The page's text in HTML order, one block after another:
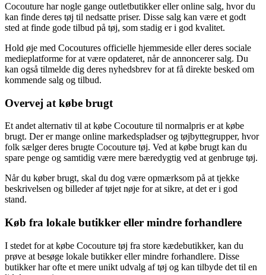
Cocouture har nogle gange outletbutikker eller online salg, hvor du
kan finde deres tøj til nedsatte priser. Disse salg kan være et godt
sted at finde gode tilbud på tøj, som stadig er i god kvalitet.
Hold øje med Cocoutures officielle hjemmeside eller deres sociale
medieplatforme for at være opdateret, når de annoncerer salg. Du
kan også tilmelde dig deres nyhedsbrev for at få direkte besked om
kommende salg og tilbud.
Overvej at købe brugt
Et andet alternativ til at købe Cocouture til normalpris er at købe
brugt. Der er mange online markedspladser og tøjbyttegrupper, hvor
folk sælger deres brugte Cocouture tøj. Ved at købe brugt kan du
spare penge og samtidig være mere bæredygtig ved at genbruge tøj.
Når du køber brugt, skal du dog være opmærksom på at tjekke
beskrivelsen og billeder af tøjet nøje for at sikre, at det er i god
stand.
Køb fra lokale butikker eller mindre forhandlere
I stedet for at købe Cocouture tøj fra store kædebutikker, kan du
prøve at besøge lokale butikker eller mindre forhandlere. Disse
butikker har ofte et mere unikt udvalg af tøj og kan tilbyde det til en